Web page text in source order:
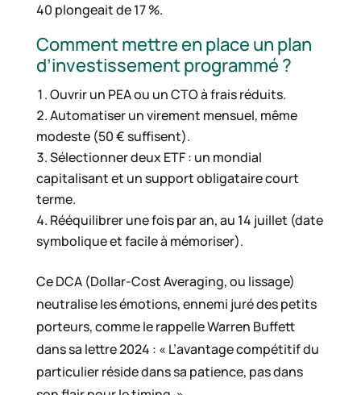
40 plongeait de 17 %.
Comment mettre en place un plan
d’investissement programmé ?
Ouvrir un PEA ou un CTO à frais réduits.
Automatiser un virement mensuel, même
modeste (50 € suffisent).
Sélectionner deux ETF : un mondial
capitalisant et un support obligataire court
terme.
Rééquilibrer une fois par an, au 14 juillet (date
symbolique et facile à mémoriser).
Ce DCA (Dollar-Cost Averaging, ou lissage)
neutralise les émotions, ennemi juré des petits
porteurs, comme le rappelle Warren Buffett
dans sa lettre 2024 : « L’avantage compétitif du
particulier réside dans sa patience, pas dans